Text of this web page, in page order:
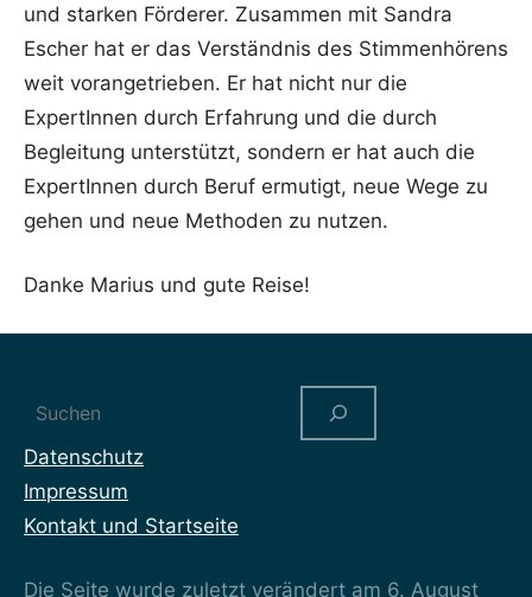
und starken Förderer. Zusammen mit Sandra
Escher hat er das Verständnis des Stimmenhörens
weit vorangetrieben. Er hat nicht nur die
ExpertInnen durch Erfahrung und die durch
Begleitung unterstützt, sondern er hat auch die
ExpertInnen durch Beruf ermutigt, neue Wege zu
gehen und neue Methoden zu nutzen.
Danke Marius und gute Reise!
Suchen
Datenschutz
Impressum
Kontakt und Startseite
Die Seite wurde zuletzt verändert am 6. August